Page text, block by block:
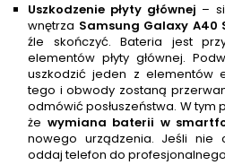
Uszkodzenie płyty głównej –
wnętrza Samsung Galaxy A40
źle skończyć. Bateria jest
elementów płyty głównej.
uszkodzić jeden z elementów
tego i obwody zostaną
odmówić posłuszeństwa. W tym
że wymiana baterii w
nowego urządzenia. Jeśli nie
oddaj telefon do